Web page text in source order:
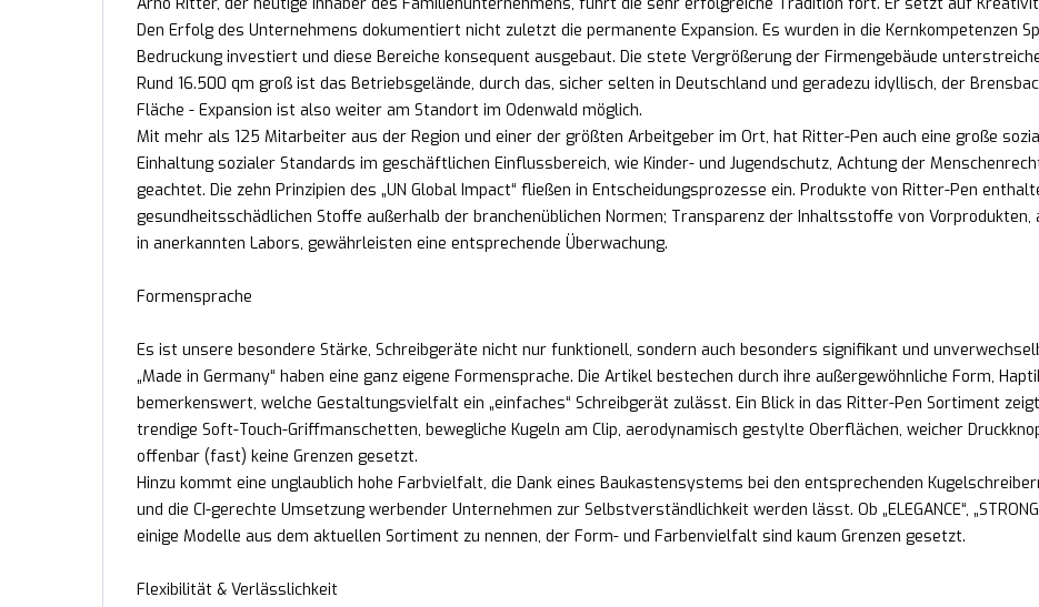
Den Erfolg des Unternehmens dokumentiert nicht zuletzt die permanente Expansion. Es wurden in die Kernkompetenzen
Bedruckung investiert und diese Bereiche konsequent ausgebaut. Die stete Vergrößerung der Firmengebäude
Rund 16.500 qm groß ist das Betriebsgelände, durch das, sicher selten in Deutschland und geradezu idyllisch, der
Fläche - Expansion ist also weiter am Standort im Odenwald möglich.
Mit mehr als 125 Mitarbeiter aus der Region und einer der größten Arbeitgeber im Ort, hat Ritter-Pen auch eine große
Einhaltung sozialer Standards im geschäftlichen Einflussbereich, wie Kinder- und Jugendschutz, Achtung der
geachtet. Die zehn Prinzipien des „UN Global Impact“ fließen in Entscheidungsprozesse ein. Produkte von Ritter-Pen
gesundheitsschädlichen Stoffe außerhalb der branchenüblichen Normen; Transparenz der Inhaltsstoffe von
in anerkannten Labors, gewährleisten eine entsprechende Überwachung.
Formensprache
Es ist unsere besondere Stärke, Schreibgeräte nicht nur funktionell, sondern auch besonders signifikant und
„Made in Germany“ haben eine ganz eigene Formensprache. Die Artikel bestechen durch ihre außergewöhnliche Form,
bemerkenswert, welche Gestaltungsvielfalt ein „einfaches“ Schreibgerät zulässt. Ein Blick in das Ritter-Pen Sortiment
trendige Soft-Touch-Griffmanschetten, bewegliche Kugeln am Clip, aerodynamisch gestylte Oberflächen, weicher
offenbar (fast) keine Grenzen gesetzt.
Hinzu kommt eine unglaublich hohe Farbvielfalt, die Dank eines Baukastensystems bei den entsprechenden
und die CI-gerechte Umsetzung werbender Unternehmen zur Selbstverständlichkeit werden lässt. Ob „ELEGANCE“, „STRONG“,
einige Modelle aus dem aktuellen Sortiment zu nennen, der Form- und Farbenvielfalt sind kaum Grenzen gesetzt.
Flexibilität & Verlässlichkeit